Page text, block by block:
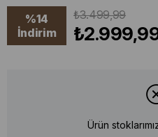
%14
İndirim
₺3.499,99
Ürün